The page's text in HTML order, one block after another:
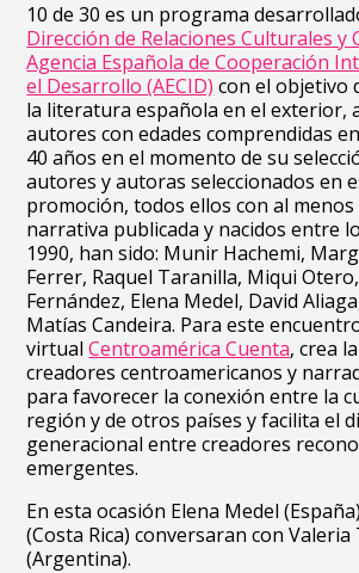
10 de 30 es un programa
Dirección de Relaciones Culturales y
Agencia Española de Cooperación
el Desarrollo (AECID) con el objetivo
la literatura española en el exterior,
autores con edades comprendidas
40 años en el momento de su
autores y autoras seleccionados en
promoción, todos ellos con al
narrativa publicada y nacidos entre
1990, han sido: Munir Hachemi,
Ferrer, Raquel Taranilla, Miqui
Fernández, Elena Medel, David
Matías Candeira. Para este
virtualCentroamérica Cuenta, crea
creadores centroamericanos y
para favorecer la conexión entre la
región y de otros países y facilita el
generacional entre creadores
emergentes.
En esta ocasión Elena Medel
(Costa Rica) conversaran con
(Argentina).